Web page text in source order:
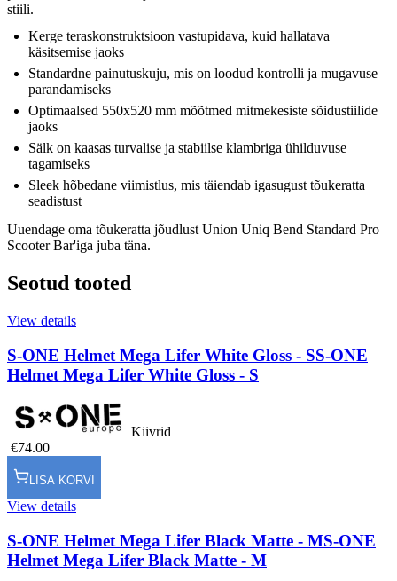
stiili.
Kerge teraskonstruktsioon vastupidava, kuid hallatava
käsitsemise jaoks
Standardne painutuskuju, mis on loodud kontrolli ja mugavuse
parandamiseks
Optimaalsed 550x520 mm mõõtmed mitmekesiste sõidustiilide
jaoks
Sälk on kaasas turvalise ja stabiilse klambriga ühilduvuse
tagamiseks
Sleek hõbedane viimistlus, mis täiendab igasugust tõukeratta
seadistust
Uuendage oma tõukeratta jõudlust Union Uniq Bend Standard Pro
Scooter Bar'iga juba täna.
Seotud tooted
View details
S-ONE Helmet Mega Lifer White Gloss - SS-ONE
Helmet Mega Lifer White Gloss - S
Kiivrid
€74.00
LISA KORVI
View details
S-ONE Helmet Mega Lifer Black Matte - MS-ONE
Helmet Mega Lifer Black Matte - M